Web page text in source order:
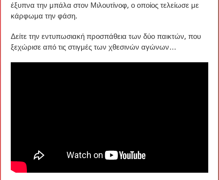
έξυπνα την μπάλα στον Μιλουτίνοφ, ο οποίος τελείωσε με
κάρφωμα την φάση.
Δείτε την εντυπωσιακή προσπάθεια των δύο παικτών, που
ξεχώρισε από τις στιγμές των χθεσινών αγώνων…